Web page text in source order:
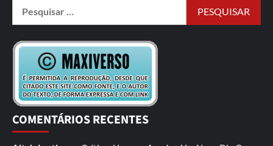
COMENTÁRIOS RECENTES